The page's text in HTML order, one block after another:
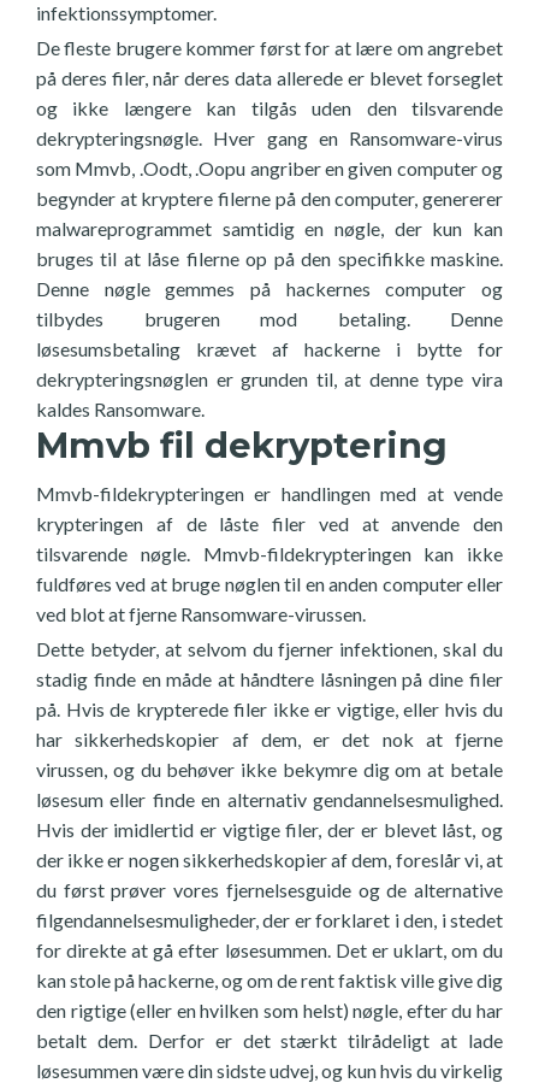
infektionssymptomer.
De fleste brugere kommer først for at lære om angrebet
på deres filer, når deres data allerede er blevet forseglet
og ikke længere kan tilgås uden den tilsvarende
dekrypteringsnøgle. Hver gang en Ransomware-virus
som Mmvb, .Oodt, .Oopu angriber en given computer og
begynder at kryptere filerne på den computer, genererer
malwareprogrammet samtidig en nøgle, der kun kan
bruges til at låse filerne op på den specifikke maskine.
Denne nøgle gemmes på hackernes computer og
tilbydes brugeren mod betaling. Denne
løsesumsbetaling krævet af hackerne i bytte for
dekrypteringsnøglen er grunden til, at denne type vira
kaldes Ransomware.
Mmvb fil dekryptering
Mmvb-fildekrypteringen er handlingen med at vende
krypteringen af de låste filer ved at anvende den
tilsvarende nøgle. Mmvb-fildekrypteringen kan ikke
fuldføres ved at bruge nøglen til en anden computer eller
ved blot at fjerne Ransomware-virussen.
Dette betyder, at selvom du fjerner infektionen, skal du
stadig finde en måde at håndtere låsningen på dine filer
på. Hvis de krypterede filer ikke er vigtige, eller hvis du
har sikkerhedskopier af dem, er det nok at fjerne
virussen, og du behøver ikke bekymre dig om at betale
løsesum eller finde en alternativ gendannelsesmulighed.
Hvis der imidlertid er vigtige filer, der er blevet låst, og
der ikke er nogen sikkerhedskopier af dem, foreslår vi, at
du først prøver vores fjernelsesguide og de alternative
filgendannelsesmuligheder, der er forklaret i den, i stedet
for direkte at gå efter løsesummen. Det er uklart, om du
kan stole på hackerne, og om de rent faktisk ville give dig
den rigtige (eller en hvilken som helst) nøgle, efter du har
betalt dem. Derfor er det stærkt tilrådeligt at lade
løsesummen være din sidste udvej, og kun hvis du virkelig